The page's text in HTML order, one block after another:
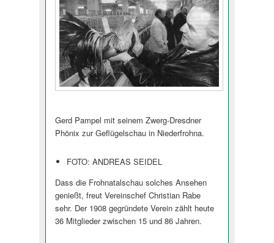
Gerd Pampel mit seinem Zwerg-Dresdner
Phönix zur Geflügelschau in Niederfrohna.
FOTO: ANDREAS SEIDEL
Dass die Frohnatalschau solches Ansehen
genießt, freut Vereinschef Christian Rabe
sehr. Der 1908 gegründete Verein zählt heute
36 Mitglieder zwischen 15 und 86 Jahren.